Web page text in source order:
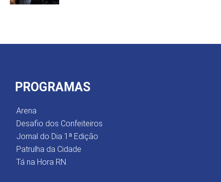
PROGRAMAS
Arena
Desafio dos Confeiteiros
Jornal do Dia 1ª Edição
Patrulha da Cidade
Tá na Hora RN